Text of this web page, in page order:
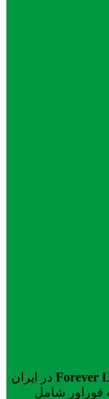
Forever در ایران
فوراور شامل